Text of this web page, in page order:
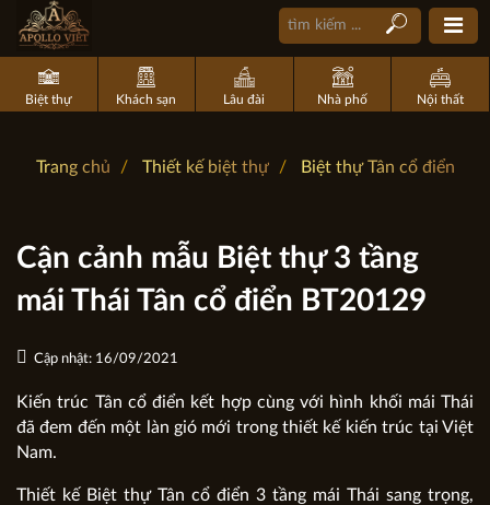
Biệt thự Khách sạn Lâu đài Nhà phố Nội thất
Trang chủ Thiết kế biệt thự Biệt thự Tân cổ điển
Cận cảnh mẫu Biệt thự 3 tầng
mái Thái Tân cổ điển BT20129
Cập nhật: 16/09/2021
Kiến trúc Tân cổ điển kết hợp cùng với hình khối mái Thái
đã đem đến một làn gió mới trong thiết kế kiến trúc tại Việt
Nam.
Thiết kế Biệt thự Tân cổ điển 3 tầng mái Thái sang trọng,